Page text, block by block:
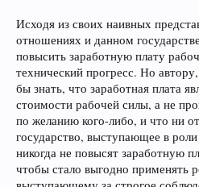
Исходя из своих наивных
отношениях и данном
повысить заработную плату
технический прогресс. Но
бы знать, что заработная плата
стоимости рабочей силы, а не
по желанию кого-либо, и что ни
государство, выступающее в
никогда не повысят заработную
чтобы стало выгодно применять